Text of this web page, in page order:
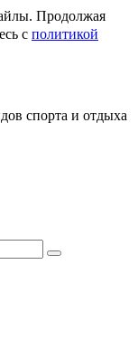
Продолжая
с политикой
спорта и отдыха